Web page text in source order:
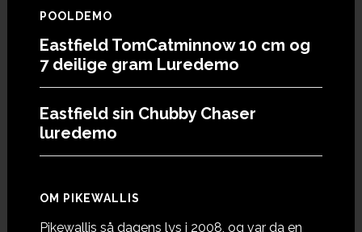
POOLDEMO
Eastfield TomCatminnow 10 cm og
7 deilige gram Luredemo
Eastfield sin Chubby Chaser
luredemo
OM PIKEWALLIS
Pikewallis så dagens lys i 2008, og var da en